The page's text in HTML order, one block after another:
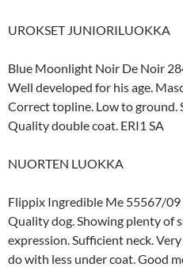
UROKSET JUNIORILUOKKA
Blue Moonlight Noir De Noir
Well developed for his age.
Correct topline. Low to ground.
Quality double coat. ERI1 SA
NUORTEN LUOKKA
Flippix Ingredible Me 55567/09
Quality dog. Showing plenty of
expression. Sufficient neck.
do with less under coat. Good